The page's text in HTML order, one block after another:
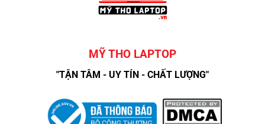
MỸ THO LAPTOP
"TẬN TÂM - UY TÍN - CHẤT LƯỢNG"